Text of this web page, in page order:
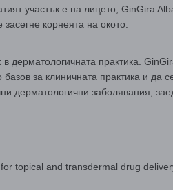
участък е на лицето, GinGira
корнеята на окото.
дерматологичната практика.
за клиничната практика и да
дерматологични заболявания,
topical and transdermal drug